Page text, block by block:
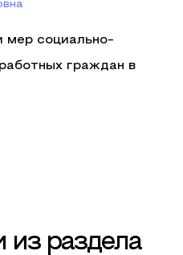
мер социально-
граждан в
из раздела